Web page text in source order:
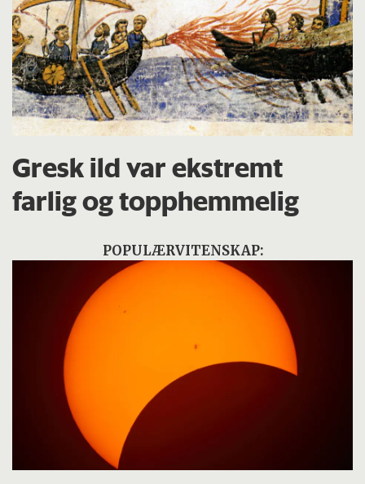
Gresk ild var ekstremt
farlig og topphemmelig
POPULÆRVITENSKAP: